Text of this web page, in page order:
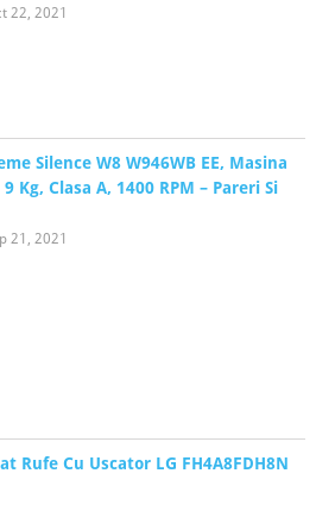
22, 2021
Silence W8 W946WB EE, Masina
Kg, Clasa A, 1400 RPM – Pareri Si
21, 2021
Rufe Cu Uscator LG FH4A8FDH8N